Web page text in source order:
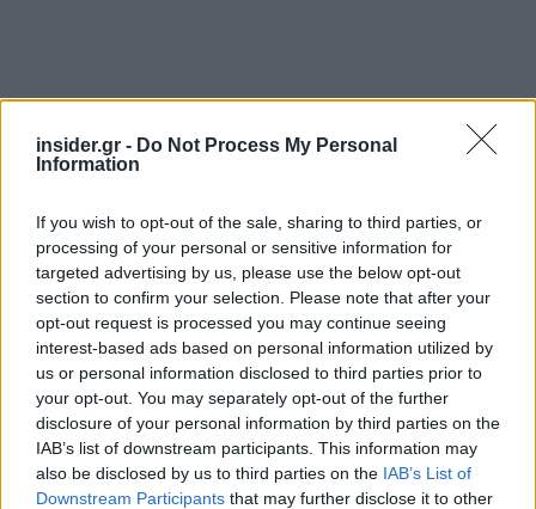
insider.gr - Do Not Process My Personal
Information
If you wish to opt-out of the sale, sharing to third parties, or
processing of your personal or sensitive information for
targeted advertising by us, please use the below opt-out
section to confirm your selection. Please note that after your
opt-out request is processed you may continue seeing
interest-based ads based on personal information utilized by
us or personal information disclosed to third parties prior to
your opt-out. You may separately opt-out of the further
disclosure of your personal information by third parties on the
IAB’s list of downstream participants. This information may
also be disclosed by us to third parties on the IAB’s List of
Downstream Participants that may further disclose it to other